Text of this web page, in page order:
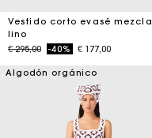
Vestido corto evasé mezcla
lino
Price reduced from
€ 295,00to-40% € 177,00
Algodón orgánico